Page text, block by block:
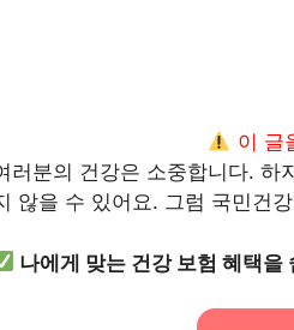
이 글
러분의 건강은 소중합니다. 하
않을 수 있어요. 그럼 국민건
나에게 맞는 건강 보험 혜택을